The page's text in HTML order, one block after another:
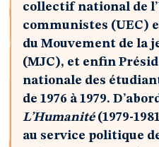
collectif national de
communistes (UEC)
du Mouvement de la
(MJC), et enfin
nationale des
de 1976 à 1979.
L’Humanité(1979-
au service politique de